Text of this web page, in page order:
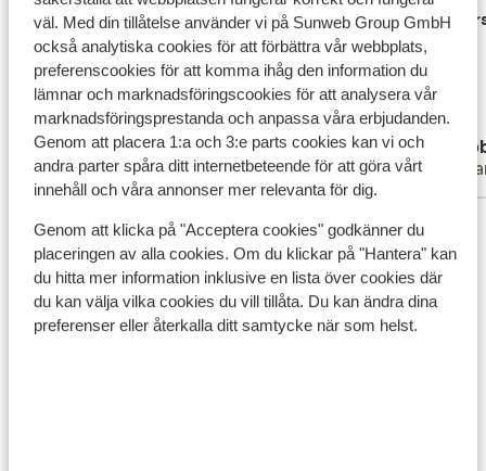
väl. Med din tillåtelse använder vi på Sunweb Group GmbH
också analytiska cookies för att förbättra vår webbplats,
preferenscookies för att komma ihåg den information du
lämnar och marknadsföringscookies för att analysera vår
marknadsföringsprestanda och anpassa våra erbjudanden.
Genom att placera 1:a och 3:e parts cookies kan vi och
andra parter spåra ditt internetbeteende för att göra vårt
innehåll och våra annonser mer relevanta för dig.
Genom att klicka på "Acceptera cookies" godkänner du
placeringen av alla cookies. Om du klickar på "Hantera" kan
du hitta mer information inklusive en lista över cookies där
du kan välja vilka cookies du vill tillåta. Du kan ändra dina
preferenser eller återkalla ditt samtycke när som helst.
beddengoed. Het hotel was geweldig,
mooie ligging, vriendelijk personeel doen
er alles aan om het je naar de zin te maken.
We hadden half pension geboekt, goed
uitgebreid ontbijt en de warme maaltijden
waren afwisselend. Drankjes zijn duur.
beddengoed. Het hotel was geweldig,
mooie ligging, vriendelijk personeel doen
er alles aan om het je naar de zin te ma...
mer
Översätt till svenska
Anonym
Partner
Visa alla 10 omdömen
Läge